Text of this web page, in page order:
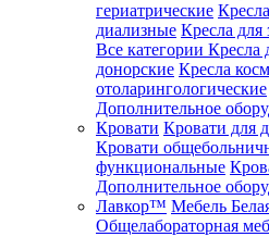
гериатрические
диализные Кресла для
Все категории
донорские Кресла
отоларингологические
Дополнительное
Кровати Кровати для
Кровати
функциональные
Дополнительное
Лавкор™ Мебель
Общелабораторная